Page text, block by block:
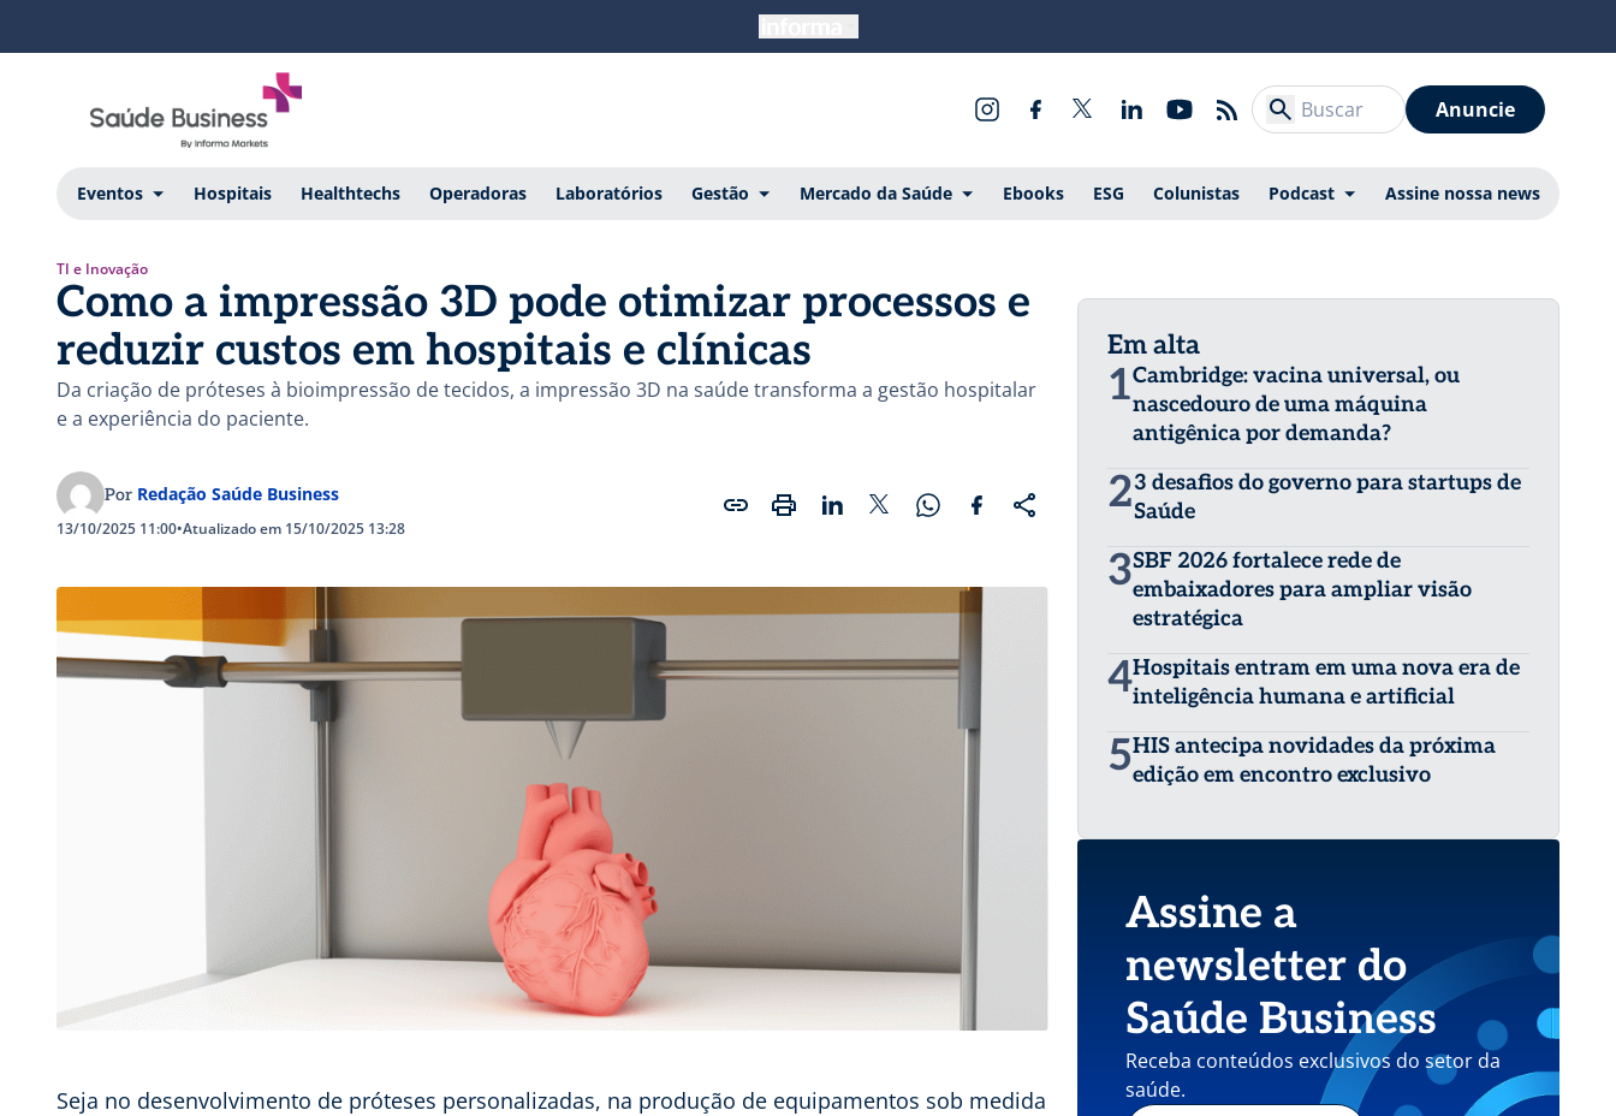
Anuncie
Eventos Hospitais Healthtechs Operadoras Laboratórios Gestão Mercado da Saúde Ebooks ESG Colunistas Podcast Assine nossa news
TI e Inovação
Como a impressão 3D pode otimizar processos e
reduzir custos em hospitais e clínicas
Da criação de próteses à bioimpressão de tecidos, a impressão 3D na saúde transforma a gestão hospitalar
e a experiência do paciente.
Por Redação Saúde Business
13/10/2025 11:00•Atualizado em 15/10/2025 13:28
Seja no desenvolvimento de próteses personalizadas, na produção de equipamentos sob medida
Em alta
1Cambridge: vacina universal, ou
nascedouro de uma máquina
antigênica por demanda?
23 desafios do governo para startups de
Saúde
3SBF 2026 fortalece rede de
embaixadores para ampliar visão
estratégica
4Hospitais entram em uma nova era de
inteligência humana e artificial
5HIS antecipa novidades da próxima
edição em encontro exclusivo
Assine a
newsletter do
Saúde Business
Receba conteúdos exclusivos do setor da
saúde.